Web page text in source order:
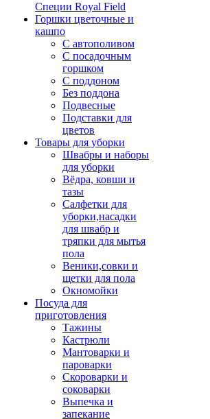
Специи Royal Field
Горшки цветочные и
кашпо
С автополивом
С посадочным
горшком
С поддоном
Без поддона
Подвесные
Подставки для
цветов
Товары для уборки
Швабры и наборы
для уборки
Вёдра, ковши и
тазы
Салфетки для
уборки,насадки
для швабр и
тряпки для мытья
пола
Веники,совки и
щетки для пола
Окномойки
Посуда для
приготовления
Тажины
Кастрюли
Мантоварки и
пароварки
Скороварки и
соковарки
Выпечка и
запекание